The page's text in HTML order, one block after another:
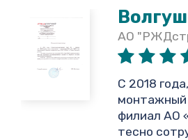
АО
С 2018
филиал АО
тесно